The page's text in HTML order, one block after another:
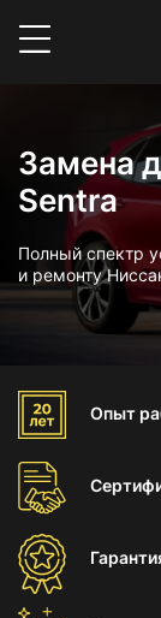
Замена
Sentra
Полный спектр
и ремонту
Опыт